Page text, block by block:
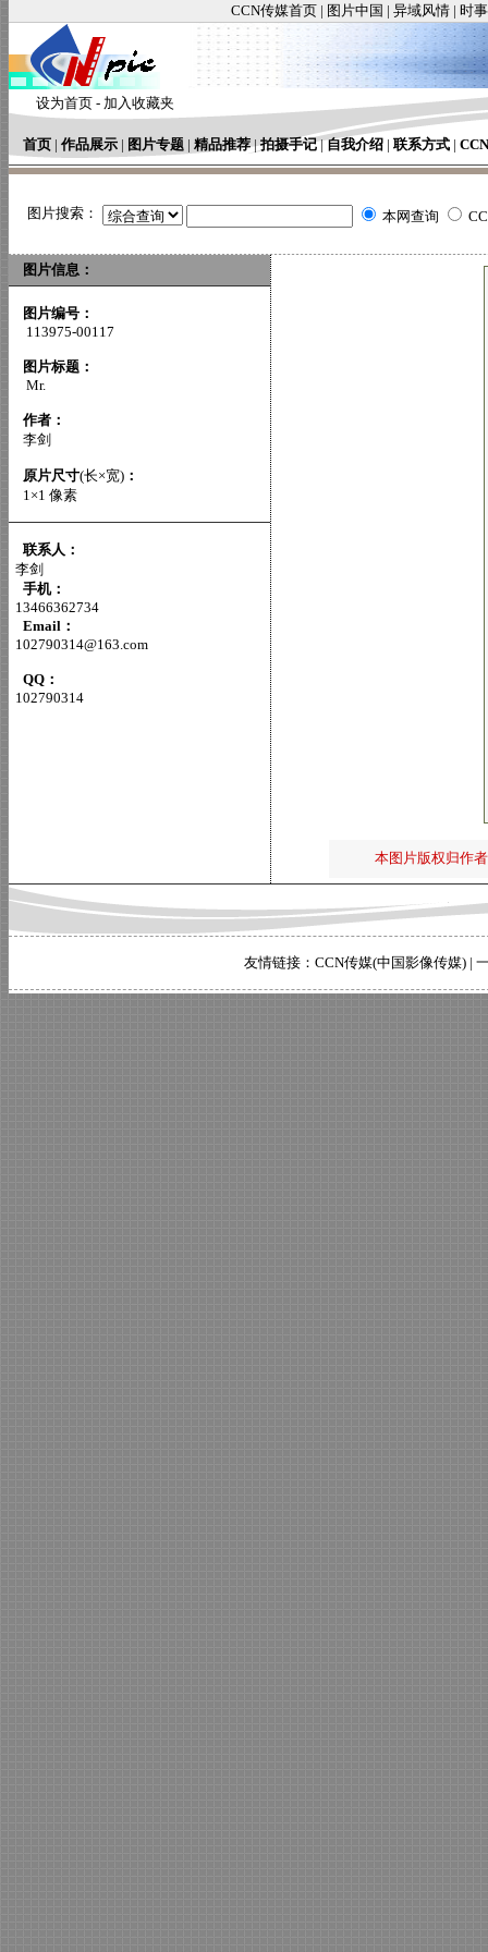
CCN传媒首页 | 图片中国 | 异域风情 | 时
设为首页 - 加入收藏夹
首页 | 作品展示 | 图片专题 | 精品推荐|拍摄手记|自我介绍 | 联系方式 |
图片搜索： 本网查询
图片信息：
图片编号：
113975-00117
图片标题：
Mr.
作者：
李剑
原片尺寸(长×宽) ：
1×1 像素
联系人：
李剑
手机：
13466362734
Email：
102790314@163.com
QQ：
102790314
本图片版权归作
友情链接： CCN传媒(中国影像传媒) |